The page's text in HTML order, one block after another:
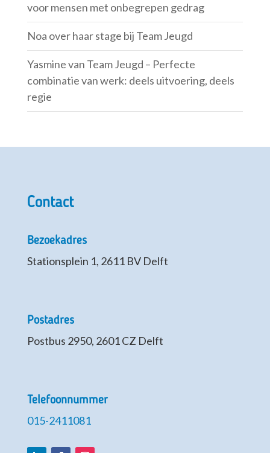
voor mensen met onbegrepen gedrag
Noa over haar stage bij Team Jeugd
Yasmine van Team Jeugd – Perfecte
combinatie van werk: deels uitvoering, deels
regie
Contact
Bezoekadres
Stationsplein 1, 2611 BV Delft
Postadres
Postbus 2950, 2601 CZ Delft
Telefoonnummer
015-2411081